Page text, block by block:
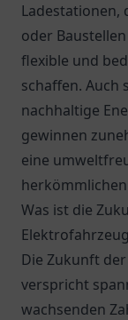
Ladestationen,
oder
flexible und
schaffen. Auch
nachhaltige
gewinnen
eine
Was ist die
Die Zukunft
verspricht
wachsenden